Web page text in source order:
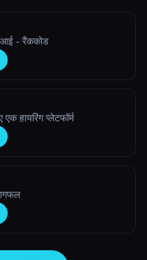
- रैंककोड
एक हायरिंग प्लेटफॉर्म